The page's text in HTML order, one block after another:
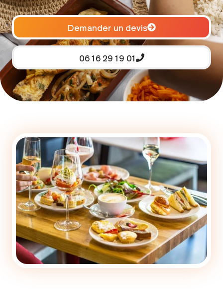
Demander un devis
06 16 29 19 01